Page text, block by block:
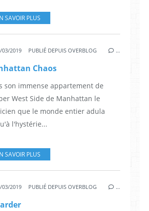
SAVOIR PLUS
03/2019 PUBLIÉ DEPUIS OVERBLOG …
Chaos
son immense appartement de
West Side de Manhattan le
que le monde entier adula
l'hystérie...
SAVOIR PLUS
03/2019 PUBLIÉ DEPUIS OVERBLOG …